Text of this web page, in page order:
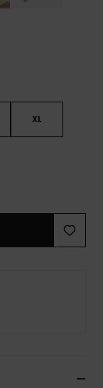
neopreen
accessoires
Accessoires
XL